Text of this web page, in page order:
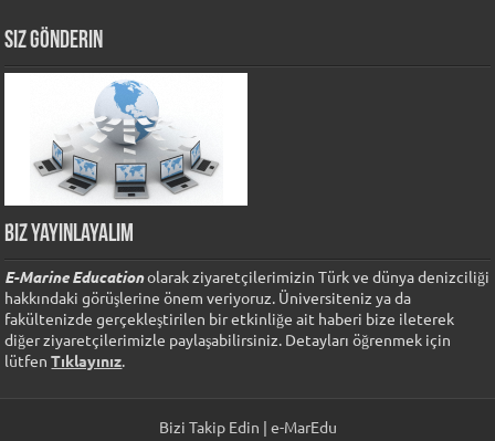
Siz Gönderin
Biz Yayınlayalım
E-Marine Educationolarak ziyaretçilerimizin Türk ve dünya denizciliği
hakkındaki görüşlerine önem veriyoruz. Üniversiteniz ya da
fakültenizde gerçekleştirilen bir etkinliğe ait haberi bize ileterek
diğer ziyaretçilerimizle paylaşabilirsiniz. Detayları öğrenmek için
lütfenTıklayınız.
Bizi Takip Edin | e-MarEdu